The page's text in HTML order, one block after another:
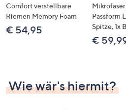
rechts,
um
diese
Comfort verstellbare
Riemen Memory Foam
€ 54,95
Passform
Spitze, 1x
€
Wie wär's hiermit?